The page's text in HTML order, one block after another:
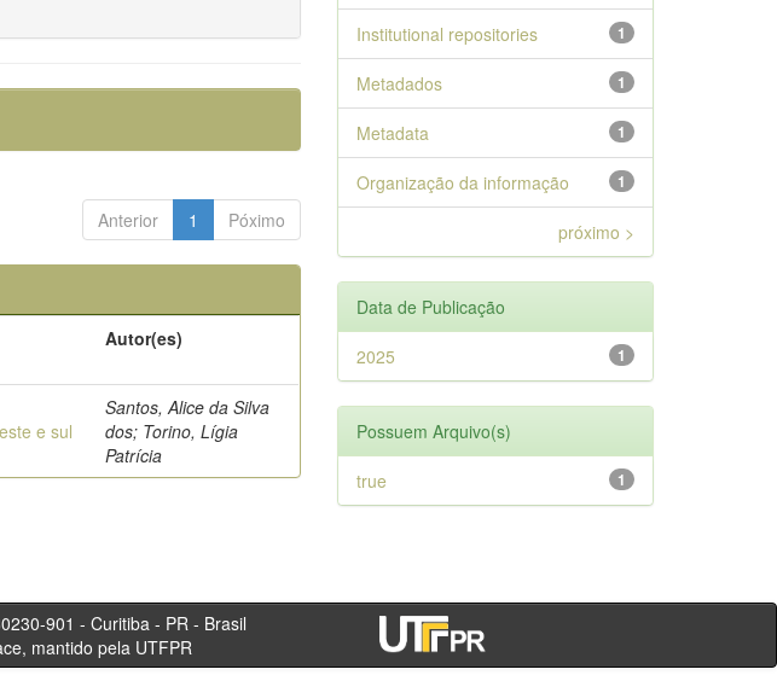
Anterior 1 Póximo
Autor(es)
e sul
Santos, Alice da Silva
dos; Torino, Lígia
Patrícia
1
Institutional repositories
1
Metadados
1
Metadata
1
Organização da informação
próximo >
Data de Publicação
1
2025
Possuem Arquivo(s)
1
true
80230-901 - Curitiba - PR - Brasil
mantido pela UTFPR